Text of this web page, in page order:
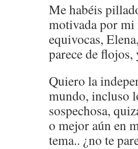
Me habéis
motivada por
equivocas,
parece de
Quiero la
mundo, incluso
sospechosa,
o mejor aún en
tema.. ¿no te